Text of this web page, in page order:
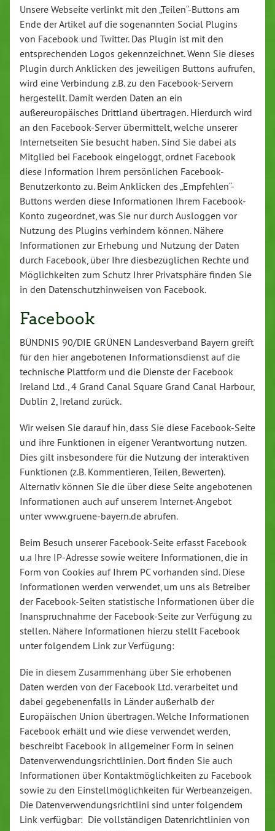
Unsere Webseite verlinkt mit den „Teilen“-Buttons am
Ende der Artikel auf die sogenannten Social Plugins
von Facebook und Twitter. Das Plugin ist mit den
entsprechenden Logos gekennzeichnet. Wenn Sie dieses
Plugin durch Anklicken des jeweiligen Buttons aufrufen,
wird eine Verbindung z.B. zu den Facebook-Servern
hergestellt. Damit werden Daten an ein
außereuropäisches Drittland übertragen. Hierdurch wird
an den Facebook-Server übermittelt, welche unserer
Internetseiten Sie besucht haben. Sind Sie dabei als
Mitglied bei Facebook eingeloggt, ordnet Facebook
diese Information Ihrem persönlichen Facebook-
Benutzerkonto zu. Beim Anklicken des „Empfehlen“-
Buttons werden diese Informationen Ihrem Facebook-
Konto zugeordnet, was Sie nur durch Ausloggen vor
Nutzung des Plugins verhindern können. Nähere
Informationen zur Erhebung und Nutzung der Daten
durch Facebook, über Ihre diesbezüglichen Rechte und
Möglichkeiten zum Schutz Ihrer Privatsphäre finden Sie
in den Datenschutzhinweisen von Facebook.
Facebook
BÜNDNIS 90/DIE GRÜNEN Landesverband Bayern greift
für den hier angebotenen Informationsdienst auf die
technische Plattform und die Dienste der Facebook
Ireland Ltd., 4 Grand Canal Square Grand Canal Harbour,
Dublin 2, Ireland zurück.
Wir weisen Sie darauf hin, dass Sie diese Facebook-Seite
und ihre Funktionen in eigener Verantwortung nutzen.
Dies gilt insbesondere für die Nutzung der interaktiven
Funktionen (z.B. Kommentieren, Teilen, Bewerten).
Alternativ können Sie die über diese Seite angebotenen
Informationen auch auf unserem Internet-Angebot
unter www.gruene-bayern.de abrufen.
Beim Besuch unserer Facebook-Seite erfasst Facebook
u.a Ihre IP-Adresse sowie weitere Informationen, die in
Form von Cookies auf Ihrem PC vorhanden sind. Diese
Informationen werden verwendet, um uns als Betreiber
der Facebook-Seiten statistische Informationen über die
Inanspruchnahme der Facebook-Seite zur Verfügung zu
stellen. Nähere Informationen hierzu stellt Facebook
unter folgendem Link zur Verfügung:
Die in diesem Zusammenhang über Sie erhobenen
Daten werden von der Facebook Ltd. verarbeitet und
dabei gegebenenfalls in Länder außerhalb der
Europäischen Union übertragen. Welche Informationen
Facebook erhält und wie diese verwendet werden,
beschreibt Facebook in allgemeiner Form in seinen
Datenverwendungsrichtlinien. Dort finden Sie auch
Informationen über Kontaktmöglichkeiten zu Facebook
sowie zu den Einstellmöglichkeiten für Werbeanzeigen.
Die Datenverwendungsrichtlini sind unter folgendem
Link verfügbar: Die vollständigen Datenrichtlinien von